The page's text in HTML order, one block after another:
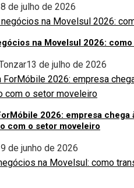
de julho de 2026
na Movelsul 2026:
13 de julho de 2026
2026: empresa
com o setor moveleiro
de junho de 2026